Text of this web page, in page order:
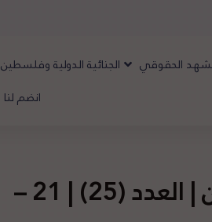
الحقوقي الجنائية الدولية وفلسطين
انضم لنا
تقرير المشهد الحقوقي لفلسطين | العدد (25) | 21 –